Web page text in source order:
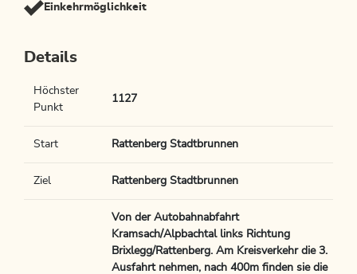
Einkehrmöglichkeit
Details
Höchster
Punkt
1127
Start Rattenberg Stadtbrunnen
Ziel Rattenberg Stadtbrunnen
Von der Autobahnabfahrt
Kramsach/Alpbachtal links Richtung
Brixlegg/Rattenberg. Am Kreisverkehr die 3.
Ausfahrt nehmen, nach 400m finden sie die